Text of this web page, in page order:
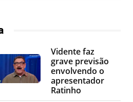
Vidente faz
grave previsão
envolvendo o
apresentador
Ratinho